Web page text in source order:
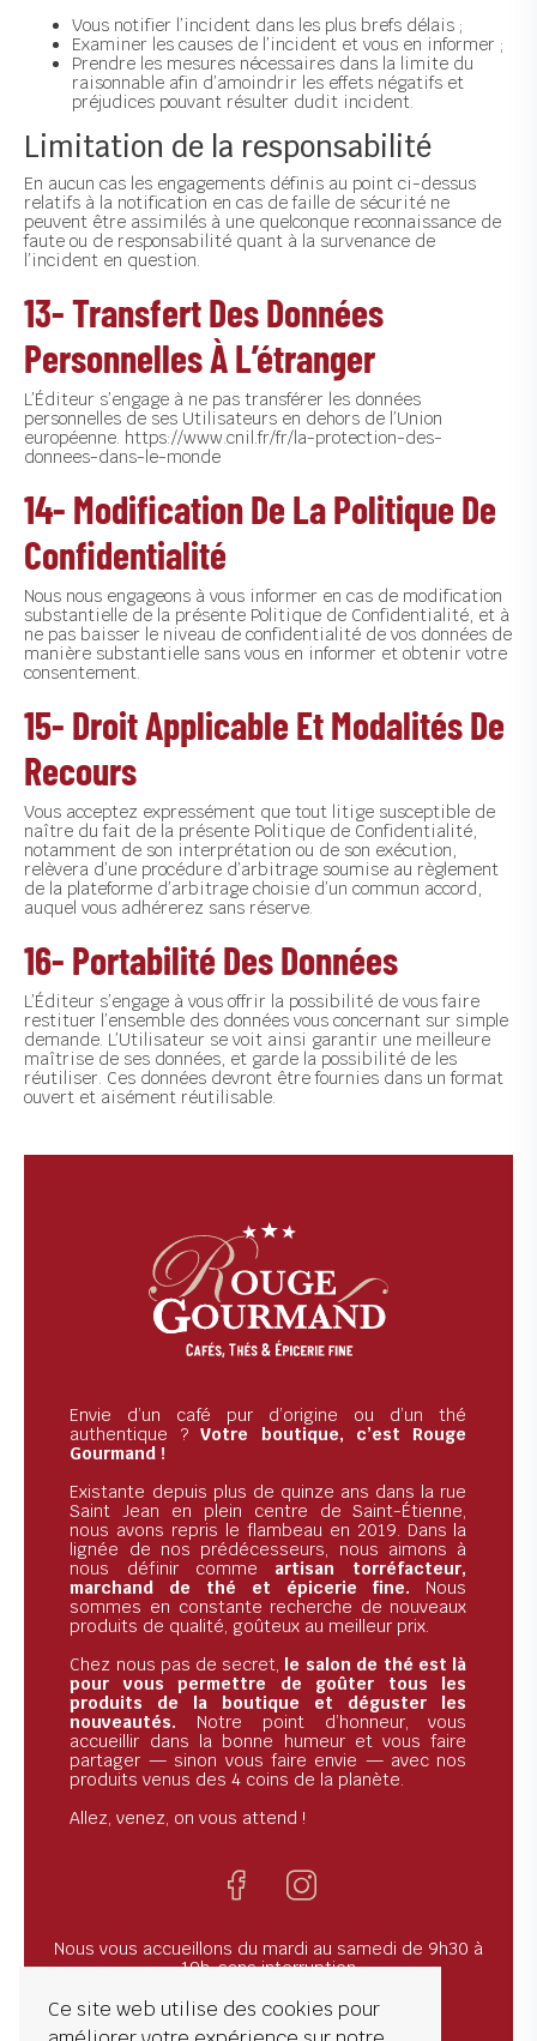
Ce site web utilise des cookies pour
Vous notifier l’incident dans les plus brefs délais ;
Examiner les causes de l’incident et vous en informer ;
Prendre les mesures nécessaires dans la limite du
raisonnable afin d’amoindrir les effets négatifs et
préjudices pouvant résulter dudit incident.
Limitation de la responsabilité
En aucun cas les engagements définis au point ci-dessus
relatifs à la notification en cas de faille de sécurité ne
peuvent être assimilés à une quelconque reconnaissance de
faute ou de responsabilité quant à la survenance de
l’incident en question.
13- Transfert Des Données
Personnelles À L’étranger
L’Éditeur s’engage à ne pas transférer les données
personnelles de ses Utilisateurs en dehors de l’Union
européenne. https://www.cnil.fr/fr/la-protection-des-
donnees-dans-le-monde
14- Modification De La Politique De
Confidentialité
Nous nous engageons à vous informer en cas de modification
substantielle de la présente Politique de Confidentialité, et à
ne pas baisser le niveau de confidentialité de vos données de
manière substantielle sans vous en informer et obtenir votre
consentement.
15- Droit Applicable Et Modalités De
Recours
Vous acceptez expressément que tout litige susceptible de
naître du fait de la présente Politique de Confidentialité,
notamment de son interprétation ou de son exécution,
relèvera d’une procédure d’arbitrage soumise au règlement
de la plateforme d’arbitrage choisie d’un commun accord,
auquel vous adhérerez sans réserve.
16- Portabilité Des Données
L’Éditeur s’engage à vous offrir la possibilité de vous faire
restituer l’ensemble des données vous concernant sur simple
demande. L’Utilisateur se voit ainsi garantir une meilleure
maîtrise de ses données, et garde la possibilité de les
réutiliser. Ces données devront être fournies dans un format
ouvert et aisément réutilisable.
Envie d’un café pur d’origine ou d’un thé
authentique ?Votre boutique, c’est Rouge
Gourmand !
Existante depuis plus de quinze ans dans la rue
Saint Jean en plein centre de Saint-Étienne,
nous avons repris le flambeau en 2019. Dans la
lignée de nos prédécesseurs, nous aimons à
nous définir comme artisan torréfacteur,
marchand de thé et épicerie fine. Nous
sommes en constante recherche de nouveaux
produits de qualité, goûteux au meilleur prix.
Chez nous pas de secret, le salon de thé est là
pour vous permettre de goûter tous les
produits de la boutique et déguster les
nouveautés. Notre point d’honneur, vous
accueillir dans la bonne humeur et vous faire
partager — sinon vous faire envie — avec nos
produits venus des 4 coins de la planète.
Allez, venez, on vous attend !
Nous vous accueillons du mardi au samedi de 9h30 à
19h, sans interruption
Téléphone: 04 77 21 08 65